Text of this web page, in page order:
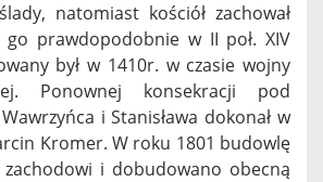
natomiast kościół zachował
go prawdopodobnie w II poł. XIV
był w 1410r. w czasie wojny
Ponownej konsekracji pod
i Stanisława dokonał w
Kromer. W roku 1801 budowlę
zachodowi i dobudowano obecną